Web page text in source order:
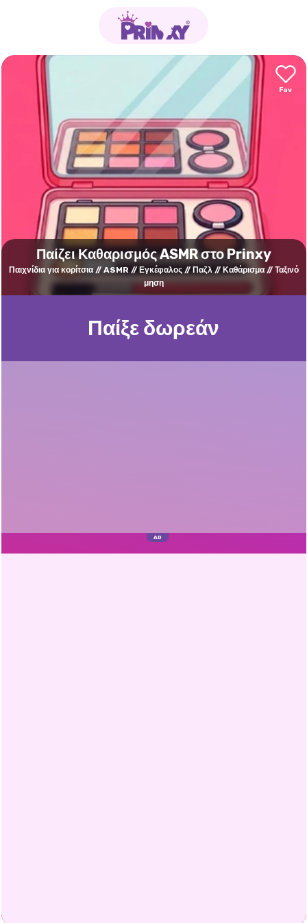
Παίζει Καθαρισμός ASMR στο Prinxy
Παιχνίδια για κορίτσια ASMR Εγκέφαλος Παζλ Καθάρισμα
Ταξινό
μηση
Παίξε δωρεάν